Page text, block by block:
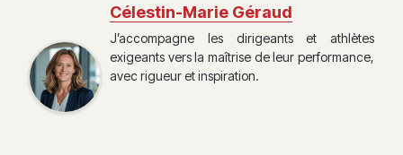
Célestin-Marie Géraud
J’accompagne les dirigeants et athlètes
exigeants vers la maîtrise de leur performance,
avec rigueur et inspiration.